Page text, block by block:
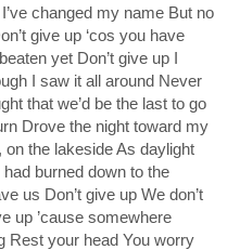
changed my name But no
give up ‘cos you have
yet Don’t give up I
I saw it all around Never
that we’d be the last to go
Drove the night toward my
the lakeside As daylight
burned down to the
us Don’t give up We don’t
up ’cause somewhere
Rest your head You worry